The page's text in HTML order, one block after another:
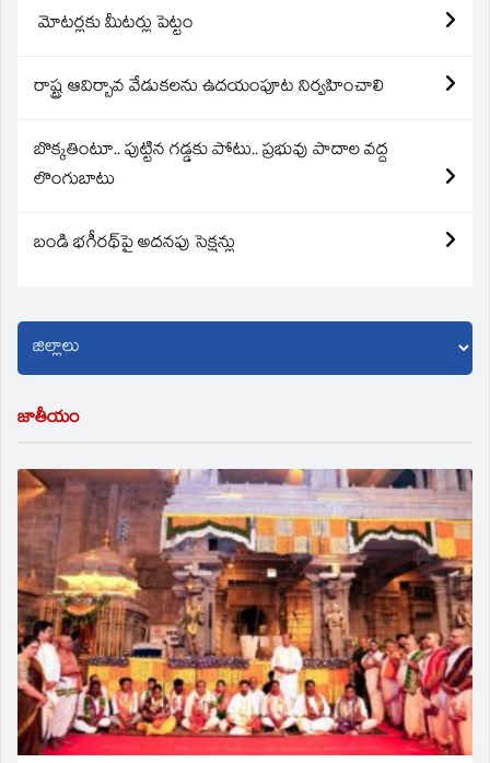
మోటర్లకు మీటర్లు పెట్టం
రాష్ట్ర ఆవిర్బావ వేడుకలను ఉదయంపూట నిర్వహించాలి
బొక్కతింటూ.. పుట్టిన గడ్డకు పోటు.. ప్రభువు పాదాల వద్ద
లొంగుబాటు
బండి భగీరథ్‌పై అదనపు సెక్షన్లు
జాతీయం